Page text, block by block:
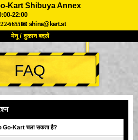
Kart Shibuya Annex
22:00
6655📧 shina@kart.st
मेनू / दुकान बदलें
विशेषताएँ कीमत
वॉयस
FAQ
Go-Kart चला सकता है?